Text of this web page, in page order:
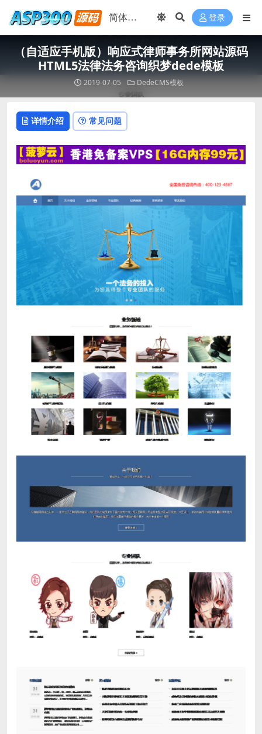
登录
（自适应手机版）响应式律师事务所网站源码
HTML5法律法务咨询织梦dede模板
2019-07-05 DedeCMS模板
详情介绍 常见问题